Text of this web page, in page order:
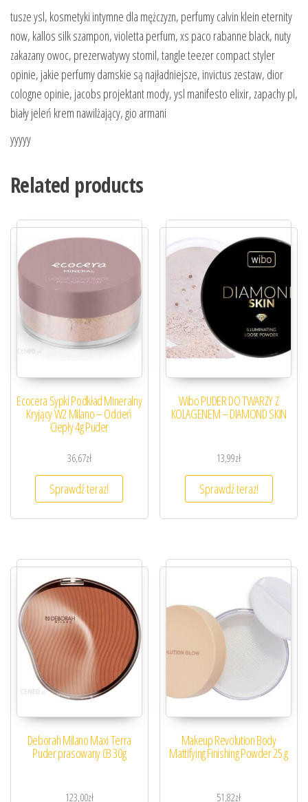
tusze ysl, kosmetyki intymne dla mężczyzn, perfumy calvin klein eternity
now, kallos silk szampon, violetta perfum, xs paco rabanne black, nuty
zakazany owoc, prezerwatywy stomil, tangle teezer compact styler
opinie, jakie perfumy damskie są najładniejsze, invictus zestaw, dior
cologne opinie, jacobs projektant mody, ysl manifesto elixir, zapachy pl,
biały jeleń krem nawilżający, gio armani
yyyyy
Related products
Ecocera Sypki Podkład Mineralny
Kryjący W2 Milano – Odcień
Ciepły 4g Puder
36,67zł
Sprawdź teraz!
Wibo PUDER DO TWARZY Z
KOLAGENEM – DIAMOND SKIN
13,99zł
Sprawdź teraz!
Deborah Milano Maxi Terra
Puder prasowany 03 30g
123,00zł
Makeup Revolution Body
Mattifying Finishing Powder 25 g
51,82zł